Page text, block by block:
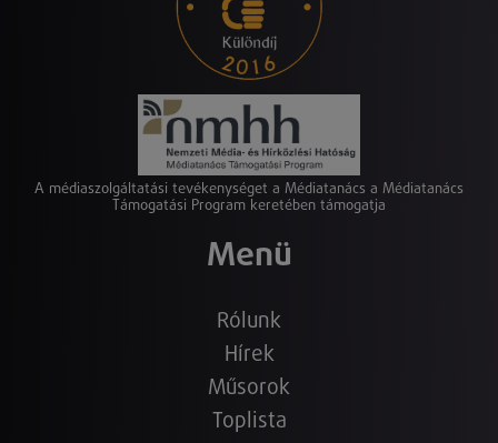
A médiaszolgáltatási tevékenységet a Médiatanács a Médiatanács
Támogatási Program keretében támogatja
Menü
Rólunk
Hírek
Műsorok
Toplista